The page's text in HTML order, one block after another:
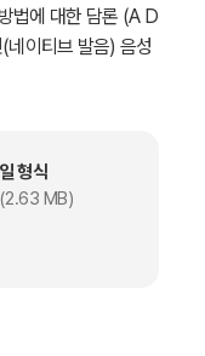
법에 대한 담론 (A D
이티브 발음) 음성
sum)’는 계몽
운영하는 라 플레
을 전하곤 했는데,
형식
MB)